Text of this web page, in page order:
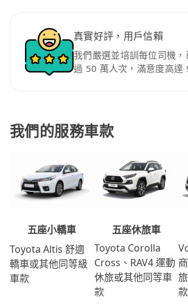
真實好評，用戶信賴
我們嚴選並培訓每位司機，
過 50 萬人次，滿意度高達
我們的服務車款
五座小轎車
Toyota Altis 舒適
轎車或其他同等級
車款
五座休旅車
Toyota Corolla
Cross、RAV4 運動
休旅或其他同等車
款
款